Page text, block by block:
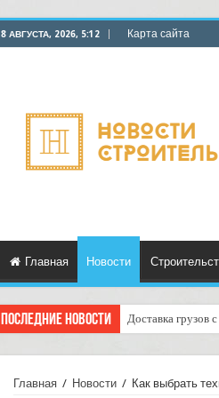
8 АВГУСТА, 2026, 5:12 Карта сайта
Главная Новости
Последние новости Доставка грузов
Курьерские
Главная / Новости / Как выбрать